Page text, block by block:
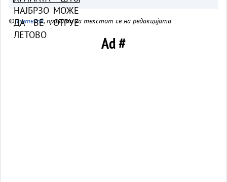
©vreme.mk, правата за текстот се на редакцијата
Ad #